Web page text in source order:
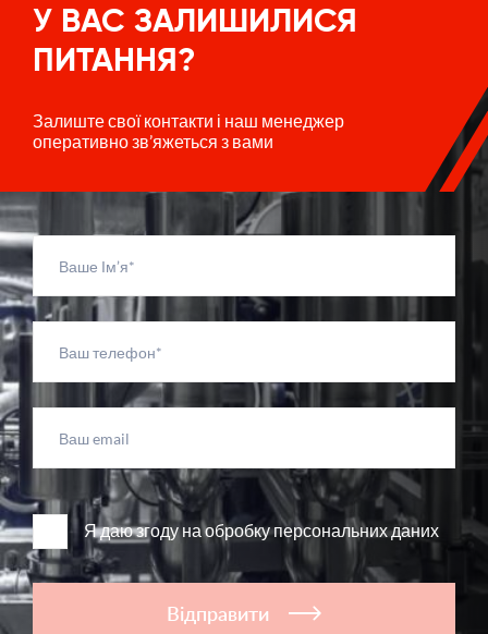
У ВАС ЗАЛИШИЛИСЯ
ПИТАННЯ?
Залиште свої контакти і наш менеджер
оперативно зв’яжеться з вами
Я даю згоду на обробку персональних даних
Відправити